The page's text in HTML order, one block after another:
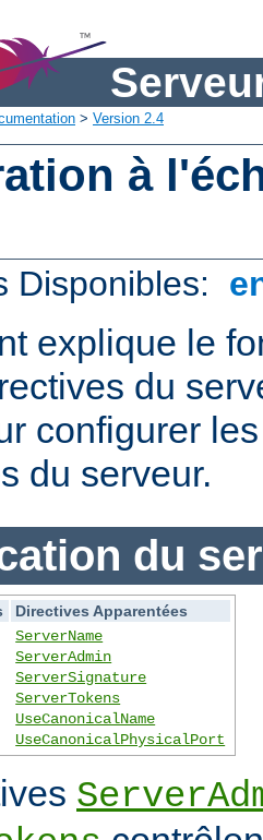
> Version 2.4
à
Disponibles:
explique le
du
configurer
du serveur.
du
Directives Apparentées
ServerName
ServerAdmin
ServerSignature
ServerTokens
UseCanonicalName
UseCanonicalPhysicalPort